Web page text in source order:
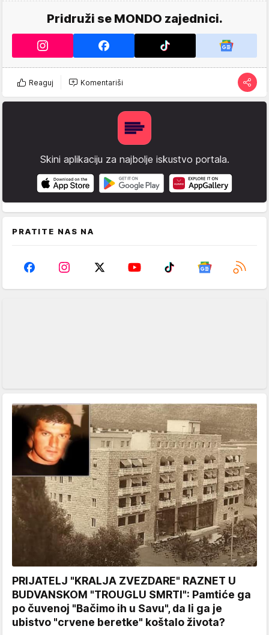
Pridruži se MONDO zajednici.
Reaguj Komentariši
Skini aplikaciju za najbolje iskustvo portala.
PRATITE NAS NA
PRIJATELJ "KRALJA ZVEZDARE" RAZNET U
BUDVANSKOM "TROUGLU SMRTI": Pamtiće ga
po čuvenoj "Bačimo ih u Savu", da li ga je
ubistvo "crvene beretke" koštalo života?